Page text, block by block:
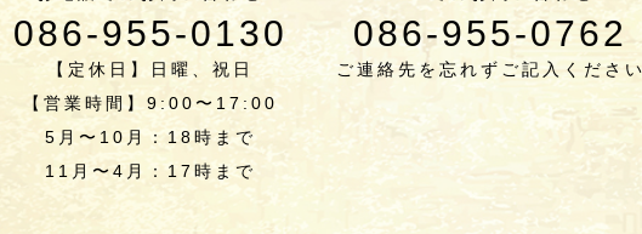
086-955-0130
【定休日】日曜、祝日
【営業時間】9:00〜17:00
5月〜10月：18時まで
11月〜4月：17時まで
086-955-0762
ご連絡先を忘れずご記入ください